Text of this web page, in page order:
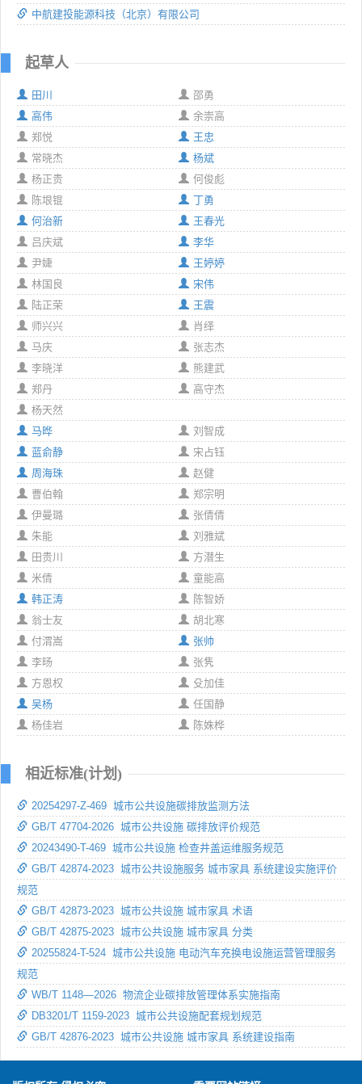
中航建投能源科技（北京）有限公司
起草人
田川
邵勇
高伟
余崇高
郑悦
王忠
常晓杰
杨斌
杨正贵
何俊彪
陈垠锟
丁勇
何治新
王春光
吕庆斌
李华
尹婕
王婷婷
林国良
宋伟
陆正荣
王震
师兴兴
肖绎
马庆
张志杰
李晓洋
熊建武
郑丹
高守杰
杨天然
马晔
刘智成
蓝俞静
宋占钰
周海珠
赵健
曹伯翰
郑宗明
伊曼璐
张倩倩
朱能
刘雅斌
田贵川
方潜生
米倩
童能高
韩正涛
陈智娇
翁士友
胡北寒
付渭嵩
张帅
李旸
张隽
方恩权
殳加佳
吴杨
任国静
杨佳岩
陈姝桦
相近标准(计划)
20254297-Z-469 城市公共设施碳排放监测方法
GB/T 47704-2026 城市公共设施 碳排放评价规范
20243490-T-469 城市公共设施 检查井盖运维服务规范
GB/T 42874-2023 城市公共设施服务 城市家具 系统建设实施评价
规范
GB/T 42873-2023 城市公共设施 城市家具 术语
GB/T 42875-2023 城市公共设施 城市家具 分类
20255824-T-524 城市公共设施 电动汽车充换电设施运营管理服务
规范
WB/T 1148—2026 物流企业碳排放管理体系实施指南
DB3201/T 1159-2023 城市公共设施配套规划规范
GB/T 42876-2023 城市公共设施 城市家具 系统建设指南